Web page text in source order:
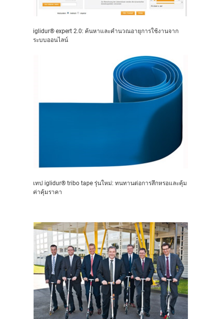
iglidur® expert 2.0: ค้นหาและคำนวณอายุการใช้งานจาก
ระบบออนไลน์
เทป iglidur® tribo tape รุ่นใหม่: ทนทานต่อการสึกหรอและคุ้ม
ค่าคุ้มราคา